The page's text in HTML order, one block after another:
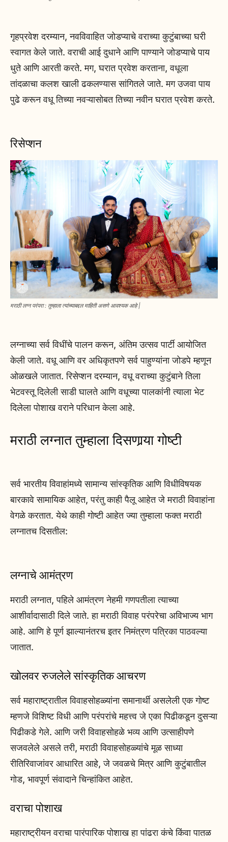
गृहप्रवेश दरम्यान, नवविवाहित जोडप्याचे वराच्या कुटुंबाच्या घरी
स्वागत केले जाते. वराची आई दुधाने आणि पाण्याने जोडप्याचे पाय
धुते आणि आरती करते. मग, घरात प्रवेश करताना, वधूला
तांदळाचा कलश खाली ढकलण्यास सांगितले जाते. मग उजवा पाय
पुढे करून वधू तिच्या नवऱ्यासोबत तिच्या नवीन घरात प्रवेश करते.
रिसेप्शन
मराठी लग्न परंपरा : तुम्हाला त्यांच्याबद्दल माहिती असणे आवश्यक आहे |
लग्नाच्या सर्व विधींचे पालन करून, अंतिम उत्सव पार्टी आयोजित
केली जाते. वधू आणि वर अधिकृतपणे सर्व पाहुण्यांना जोडपे म्हणून
ओळखले जातात. रिसेप्शन दरम्यान, वधू वराच्या कुटुंबाने तिला
भेटवस्तू दिलेली साडी घालते आणि वधूच्या पालकांनी त्याला भेट
दिलेला पोशाख वराने परिधान केला आहे.
मराठी लग्नात तुम्हाला दिसणार्‍या गोष्टी
सर्व भारतीय विवाहांमध्ये सामान्य सांस्कृतिक आणि विधीविषयक
बारकावे सामायिक आहेत, परंतु काही पैलू आहेत जे मराठी विवाहांना
वेगळे करतात. येथे काही गोष्टी आहेत ज्या तुम्हाला फक्त मराठी
लग्नातच दिसतील:
लग्नाचे आमंत्रण
मराठी लग्नात, पहिले आमंत्रण नेहमी गणपतीला त्याच्या
आशीर्वादासाठी दिले जाते. हा मराठी विवाह परंपरेचा अविभाज्य भाग
आहे. आणि हे पूर्ण झाल्यानंतरच इतर निमंत्रण पत्रिका पाठवल्या
जातात.
खोलवर रुजलेले सांस्कृतिक आचरण
सर्व महाराष्ट्रातील विवाहसोहळ्यांना समानार्थी असलेली एक गोष्ट
म्हणजे विशिष्ट विधी आणि परंपरांचे महत्त्व जे एका पिढीकडून दुसऱ्या
पिढीकडे गेले. आणि जरी विवाहसोहळे भव्य आणि उत्साहीपणे
सजवलेले असले तरी, मराठी विवाहसोहळ्यांचे मूळ साध्या
रीतिरिवाजांवर आधारित आहे, जे जवळचे मित्र आणि कुटुंबातील
गोड, भावपूर्ण संवादाने चिन्हांकित आहेत.
वराचा पोशाख
महाराष्ट्रीयन वराचा पारंपारिक पोशाख हा पांढरा कंचे किंवा पातळ